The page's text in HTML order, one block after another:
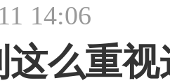
14:06
这么重